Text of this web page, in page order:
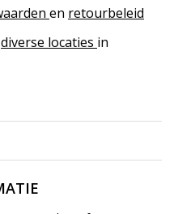
en retourbeleid
diverse locaties in